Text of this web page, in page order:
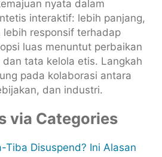
nyata dalam
interaktif: lebih panjang,
responsif terhadap
luas menuntut perbaikan
tata kelola etis. Langkah
pada kolaborasi antara
dan industri.
via Categories
Tiba Disuspend? Ini Alasan